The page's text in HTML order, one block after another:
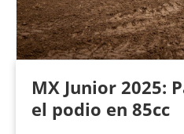
MX Junior 2025:
el podio en 85cc